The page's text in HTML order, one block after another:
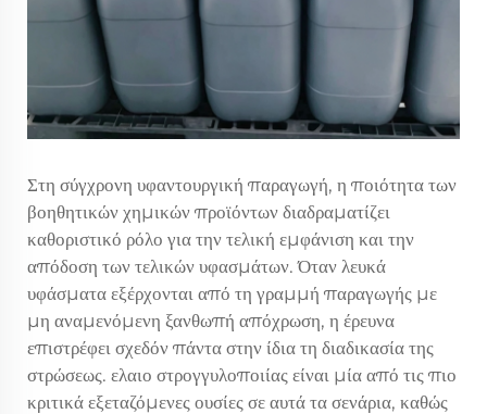
Στη σύγχρονη υφαντουργική παραγωγή, η ποιότητα των
βοηθητικών χημικών προϊόντων διαδραματίζει
καθοριστικό ρόλο για την τελική εμφάνιση και την
απόδοση των τελικών υφασμάτων. Όταν λευκά
υφάσματα εξέρχονται από τη γραμμή παραγωγής με
μη αναμενόμενη ξανθωπή απόχρωση, η έρευνα
επιστρέφει σχεδόν πάντα στην ίδια τη διαδικασία της
στρώσεως. ελαιο στρογγυλοποιίας είναι μία από τις πιο
κριτικά εξεταζόμενες ουσίες σε αυτά τα σενάρια, καθώς